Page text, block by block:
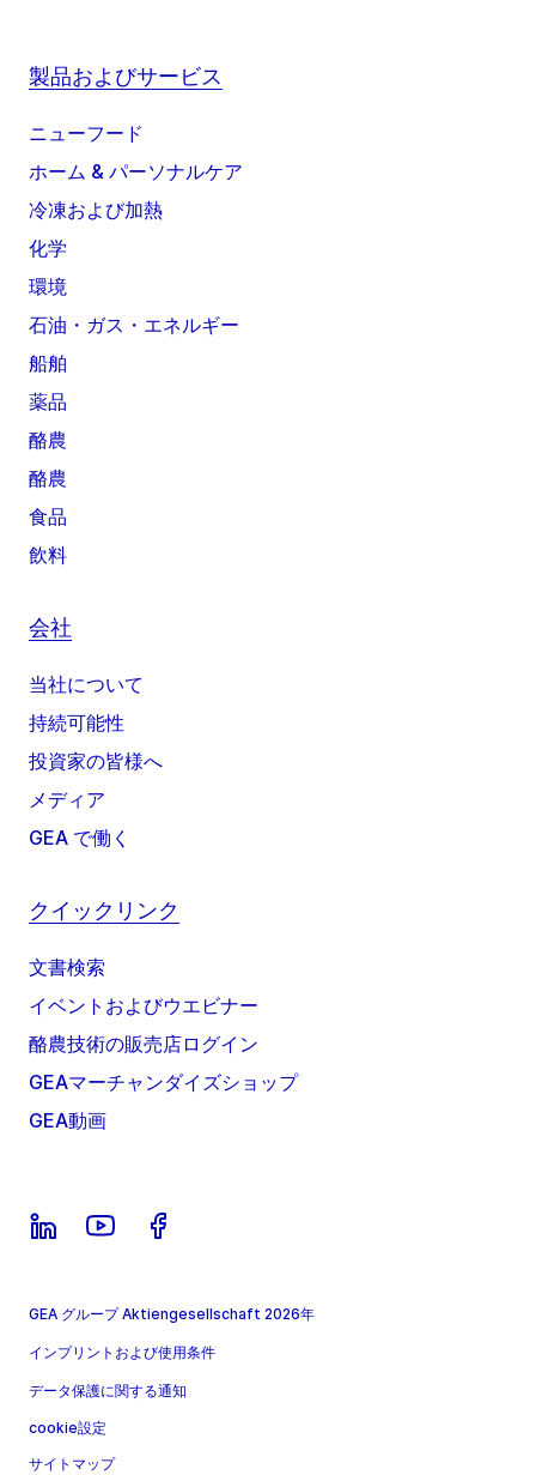
製品およびサービス
ニューフード
ホーム & パーソナルケア
冷凍および加熱
化学
環境
石油・ガス・エネルギー
船舶
薬品
酪農
酪農
食品
飲料
会社
当社について
持続可能性
投資家の皆様へ
メディア
GEA で働く
クイックリンク
文書検索
イベントおよびウエビナー
酪農技術の販売店ログイン
GEAマーチャンダイズショップ
GEA動画
GEA グループ Aktiengesellschaft 2026年
インプリントおよび使用条件
データ保護に関する通知
cookie設定
サイトマップ